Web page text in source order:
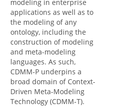
modeling in enterprise
applications as well as to
the modeling of any
ontology, including the
construction of modeling
and meta-modeling
languages. As such,
CDMM-P underpins a
broad domain of Context-
Driven Meta-Modeling
Technology (CDMM-T).